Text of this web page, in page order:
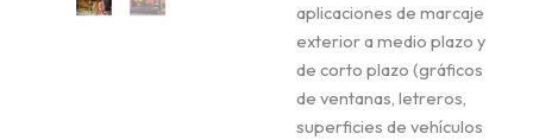
aplicaciones de marcaje
exterior a medio plazo y
de corto plazo (gráficos
de ventanas, letreros,
superficies de vehículos